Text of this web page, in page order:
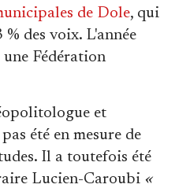
de Dole, qui
des voix. L'année
une Fédération
et
été en mesure de
Il a toutefois été
Lucien-Caroubi «